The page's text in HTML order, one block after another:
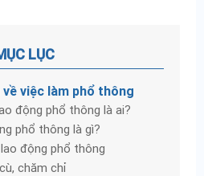
LỤC
việc làm phổ thông
động phổ thông là ai?
phổ thông là gì?
động phổ thông
chăm chỉ